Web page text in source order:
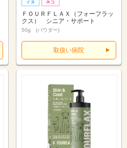
ＦＯＵＲＦＬＡＸ（フォーフラッ
クス） シニア・サポート
50g (パウダー)
取扱い病院